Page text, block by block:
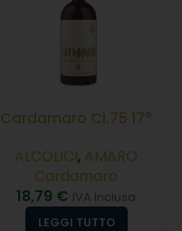
Cardamaro Cl.75 17°
ALCOLICI, AMARO
Cardamaro
18,79 € IVA Inclusa
LEGGI TUTTO